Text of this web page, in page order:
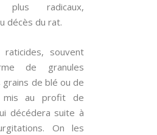
plus radicaux,
décès du rat.
raticides, souvent
de granules
de blé ou de
au profit de
décédera suite à
On les